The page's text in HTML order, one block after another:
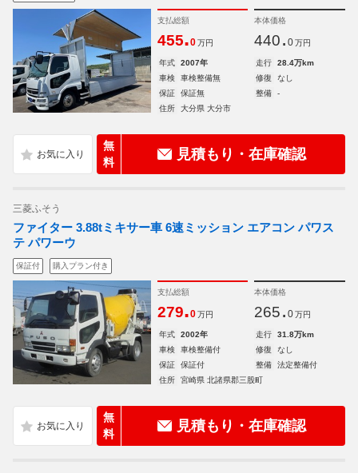
支払総額
455.0 万円
本体価格
440. 0 万円
年式 2007年 走行
28.4万km
車検
車検整備無 修復
なし
保証
保証無 整備
-
住所
大分県 大分市
無
料
見積もり・在庫確認
三菱ふそう
ファイター 3.88tミキサー車 6速ミッション エアコン パワス
テ パワーウ
保証付 購入プラン付き
支払総額
279.0 万円
本体価格
265. 0 万円
年式 2002年 走行
31.8万km
車検
車検整備付 修復
なし
保証
保証付 整備
法定整備付
住所
宮崎県 北諸県郡三股町
無
料
見積もり・在庫確認